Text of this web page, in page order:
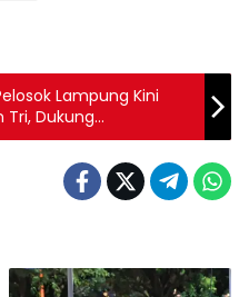
Lampung Kini
Tri, Dukung
Digital